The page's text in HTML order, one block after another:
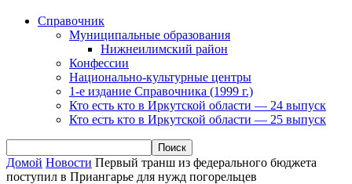
Справочник
Муниципальные образования
Нижнеилимский район
Конфессии
Национально-культурные центры
1-е издание Справочника (1999 г.)
Кто есть кто в Иркутской области — 24 выпуск
Кто есть кто в Иркутской области — 25 выпуск
Домой Новости Первый транш из федерального бюджета
поступил в Приангарье для нужд погорельцев